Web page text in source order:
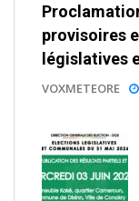
provisoires
législatives
VOXMETEORE